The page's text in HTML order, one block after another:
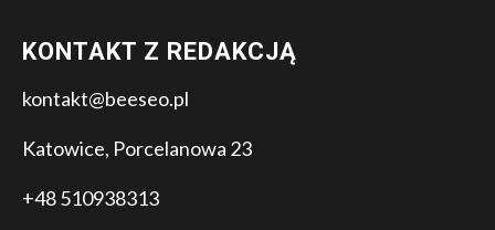
KONTAKT Z REDAKCJĄ
kontakt@beeseo.pl
Katowice, Porcelanowa 23
+48 510938313